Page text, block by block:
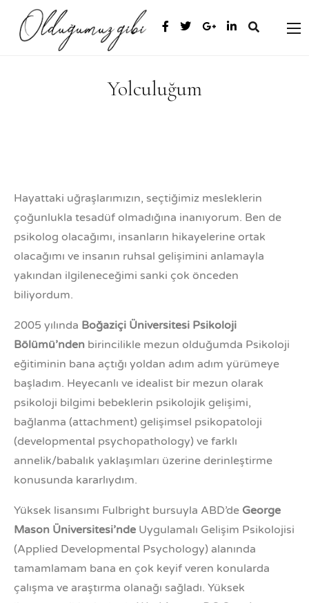
Yolculuğum
Hayattaki uğraşlarımızın, seçtiğimiz mesleklerin
çoğunlukla tesadüf olmadığına inanıyorum. Ben de
psikolog olacağımı, insanların hikayelerine ortak
olacağımı ve insanın ruhsal gelişimini anlamayla
yakından ilgileneceğimi sanki çok önceden
biliyordum.
2005 yılında Boğaziçi Üniversitesi Psikoloji
Bölümü’nden birincilikle mezun olduğumda Psikoloji
eğitiminin bana açtığı yoldan adım adım yürümeye
başladım. Heyecanlı ve idealist bir mezun olarak
psikoloji bilgimi bebeklerin psikolojik gelişimi,
bağlanma (attachment) gelişimsel psikopatoloji
(developmental psychopathology) ve farklı
annelik/babalık yaklaşımları üzerine derinleştirme
konusunda kararlıydım.
Yüksek lisansımı Fulbright bursuyla ABD’de George
Mason Üniversitesi’nde Uygulamalı Gelişim Psikolojisi
(Applied Developmental Psychology) alanında
tamamlamam bana en çok keyif veren konularda
çalışma ve araştırma olanağı sağladı. Yüksek